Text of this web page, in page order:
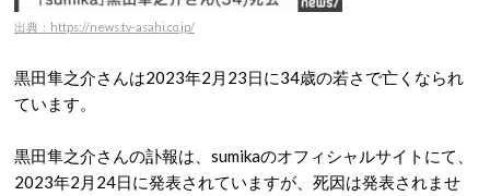
出典：https://news.tv-asahi.co.jp/
黒田隼之介さんは2023年2月23日に34歳の若さで亡くなられ
ています。
黒田隼之介さんの訃報は、sumikaのオフィシャルサイトにて、
2023年2月24日に発表されていますが、死因は発表されませ